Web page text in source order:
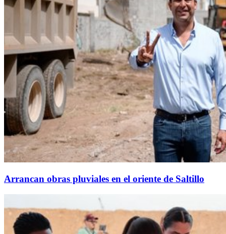
Arrancan obras pluviales en el oriente de Saltillo